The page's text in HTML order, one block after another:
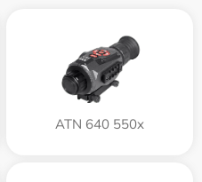
ATN 640 550x